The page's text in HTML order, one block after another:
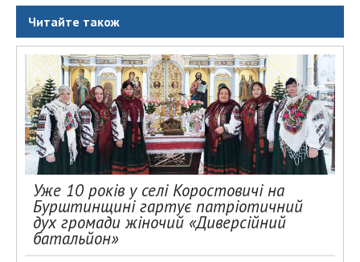
Читайте також
Уже 10 років у селі Коростовичі на
Бурштинщині гартує патріотичний
дух громади жіночий «Диверсійний
батальйон»